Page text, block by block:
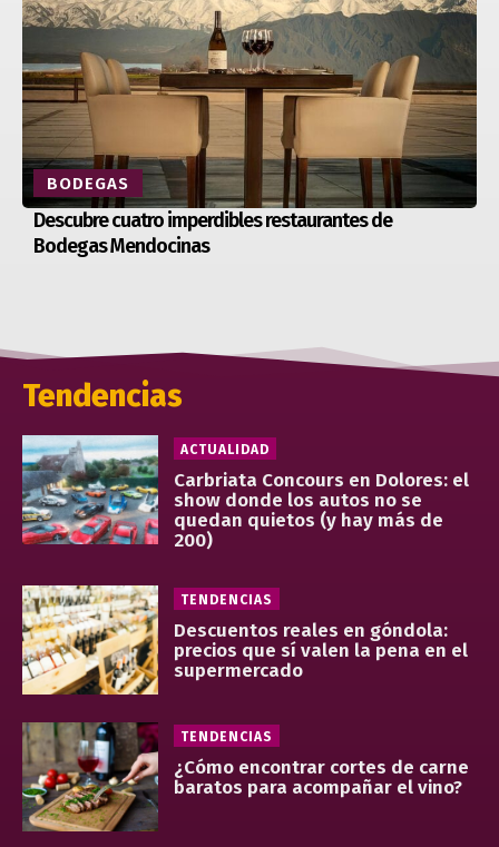
BODEGAS
Descubre cuatro imperdibles restaurantes de
Bodegas Mendocinas
Tendencias
ACTUALIDAD
Carbriata Concours en Dolores: el
show donde los autos no se
quedan quietos (y hay más de
200)
TENDENCIAS
Descuentos reales en góndola:
precios que sí valen la pena en el
supermercado
TENDENCIAS
¿Cómo encontrar cortes de carne
baratos para acompañar el vino?